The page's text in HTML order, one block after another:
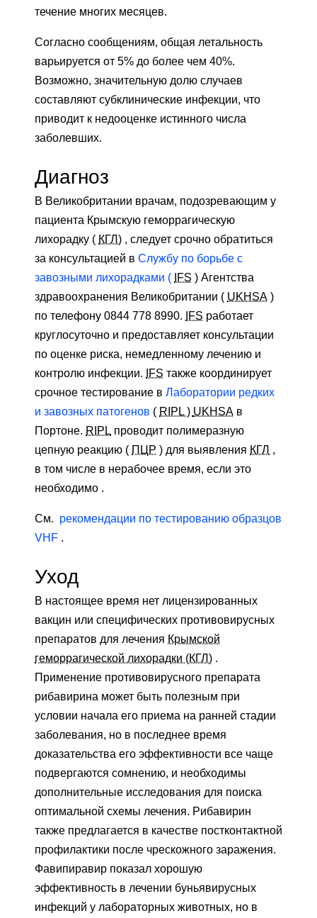
течение многих месяцев.
Согласно сообщениям, общая летальность
варьируется от 5% до более чем 40%.
Возможно, значительную долю случаев
составляют субклинические инфекции, что
приводит к недооценке истинного числа
заболевших.
Диагноз
В Великобритании врачам, подозревающим у
пациента Крымскую геморрагическую
лихорадку ( КГЛ) , следует срочно обратиться
за консультацией в Службу по борьбе с
завозными лихорадками ( IFS ) Агентства
здравоохранения Великобритании ( UKHSA )
по телефону 0844 778 8990.
IFS работает
круглосуточно и предоставляет консультации
по оценке риска, немедленному лечению и
контролю инфекции.
IFS также координирует
срочное тестирование в Лаборатории редких
и завозных патогенов ( RIPL ) UKHSA в
Портоне. RIPL проводит полимеразную
цепную реакцию ( ПЦР ) для выявления КГЛ ,
в том числе в нерабочее время, если это
необходимо .
См. рекомендации по тестированию образцов
VHF .
Уход
В настоящее время нет лицензированных
вакцин или специфических противовирусных
препаратов для лечения Крымской
геморрагической лихорадки (КГЛ) .
Применение противовирусного препарата
рибавирина может быть полезным при
условии начала его приема на ранней стадии
заболевания, но в последнее время
доказательства его эффективности все чаще
подвергаются сомнению, и необходимы
дополнительные исследования для поиска
оптимальной схемы лечения. Рибавирин
также предлагается в качестве постконтактной
профилактики после чрескожного заражения.
Фавипиравир показал хорошую
эффективность в лечении буньявирусных
инфекций у лабораторных животных, но в